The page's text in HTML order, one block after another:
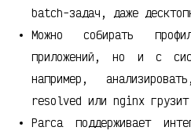
batch-задач, даже
Можно собирать
приложений, но и с
например,
resolved или nginx грузит
Parca поддерживает